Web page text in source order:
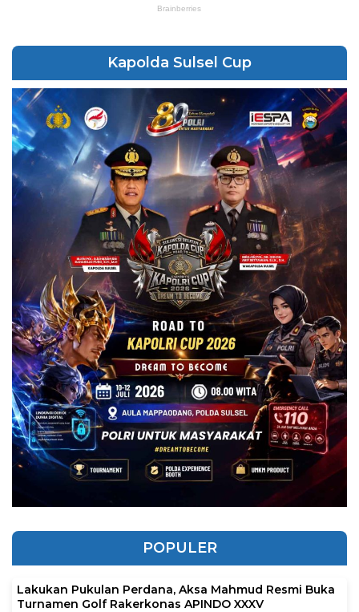
Kapolda Sulsel Cup
POPULER
Lakukan Pukulan Perdana, Aksa Mahmud Resmi Buka
Turnamen Golf Rakerkonas APINDO XXXV